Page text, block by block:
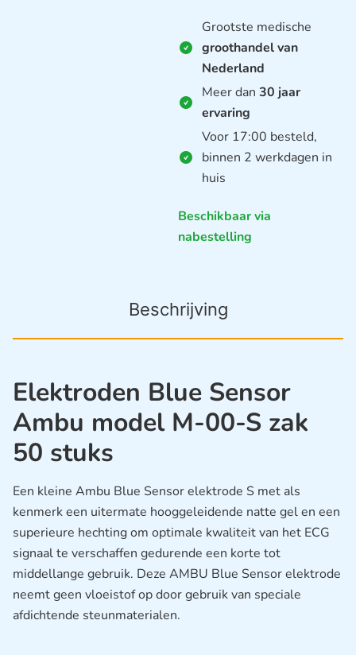
Grootste medische
groothandel van
Nederland
Meer dan 30 jaar
ervaring
Voor 17:00 besteld,
binnen 2 werkdagen in
huis
Beschikbaar via
nabestelling
Beschrijving
Elektroden Blue Sensor
Ambu model M-00-S zak
50 stuks
Een kleine Ambu Blue Sensor elektrode S met als
kenmerk een uitermate hooggeleidende natte gel en een
superieure hechting om optimale kwaliteit van het ECG
signaal te verschaffen gedurende een korte tot
middellange gebruik. Deze AMBU Blue Sensor elektrode
neemt geen vloeistof op door gebruik van speciale
afdichtende steunmaterialen.